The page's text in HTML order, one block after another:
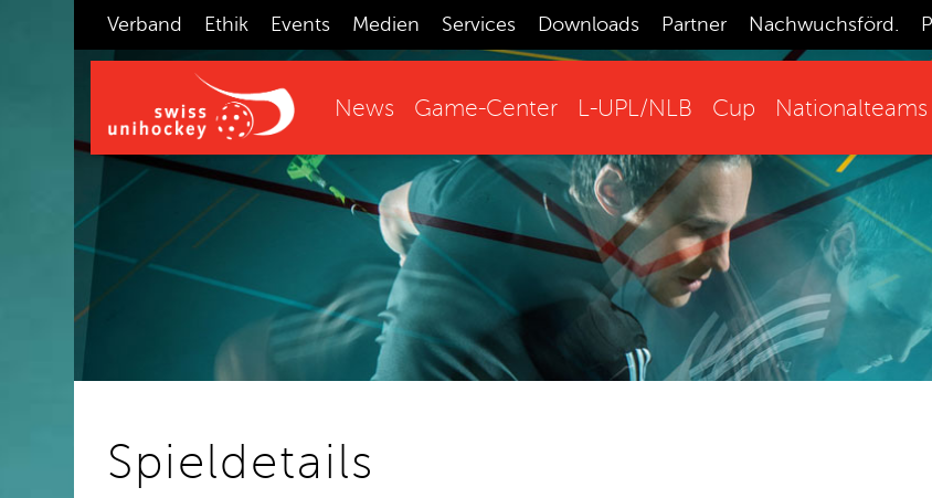
Verband Ethik Events Medien Services Downloads Partner Nachwuchsförd.
News Game-Center L-UPL/NLB Cup Nationalteams
Spieldetails